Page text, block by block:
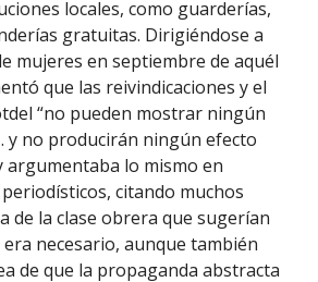
locales, como guarderías,
gratuitas. Dirigiéndose a
mujeres en septiembre de aquél
que las reivindicaciones y el
“no pueden mostrar ningún
y no producirán ningún efecto
argumentaba lo mismo en
citando muchos
de la clase obrera que sugerían
necesario, aunque también
de que la propaganda abstracta